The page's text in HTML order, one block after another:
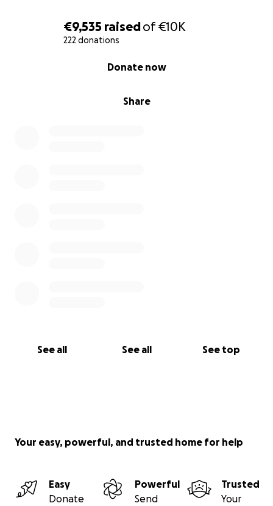
€9,535 raisedof€10K
222 donations
Share
Donate now
See all See all See top
Your easy, powerful, and trusted home for help
Easy
Donate
Powerful
Send
Trusted
Your